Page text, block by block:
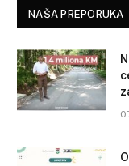
NAŠA PREPORUKA